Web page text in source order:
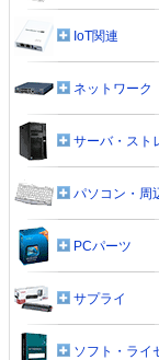
IoT関連
ネットワーク
サーバ・スト
パソコン・周
PCパーツ
サプライ
ソフト・ライ